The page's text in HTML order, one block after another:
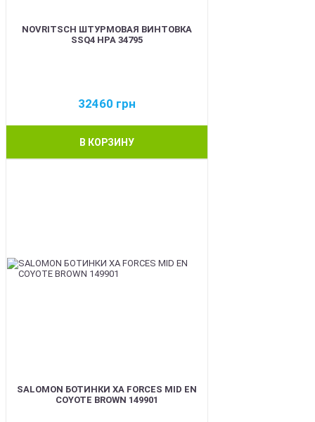
NOVRITSCH ШТУРМОВАЯ ВИНТОВКА
SSQ4 HPA 34795
32460 грн
В КОРЗИНУ
SALOMON БОТИНКИ XA FORCES MID EN
COYOTE BROWN 149901